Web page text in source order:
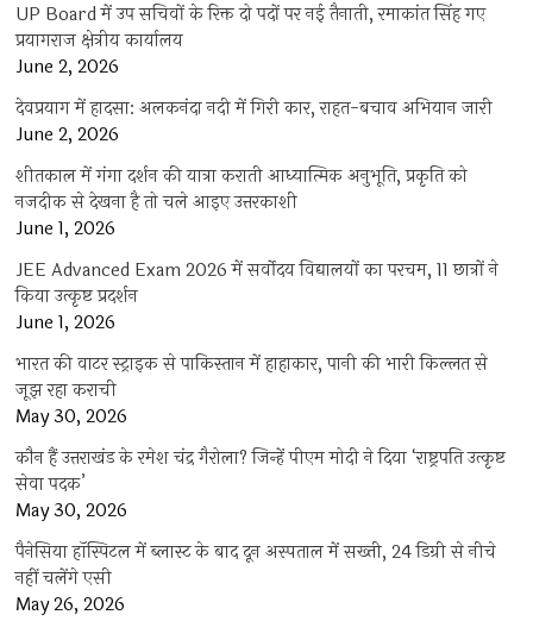
UP Board में उप सचिवों के रिक्त दो पदों पर नई तैनाती, रमाकांत सिंह गए
प्रयागराज क्षेत्रीय कार्यालय
June 2, 2026
देवप्रयाग में हादसा: अलकनंदा नदी में गिरी कार, राहत-बचाव अभियान जारी
June 2, 2026
शीतकाल में गंगा दर्शन की यात्रा कराती आध्यात्मिक अनुभूति, प्रकृति को
नजदीक से देखना है तो चले आइए उत्तरकाशी
June 1, 2026
JEE Advanced Exam 2026 में सर्वोदय विद्यालयों का परचम, 11 छात्रों ने
किया उत्कृष्ट प्रदर्शन
June 1, 2026
भारत की वाटर स्ट्राइक से पाकिस्तान में हाहाकार, पानी की भारी किल्लत से
जूझ रहा कराची
May 30, 2026
कौन हैं उत्तराखंड के रमेश चंद्र गैरोला? जिन्हें पीएम मोदी ने दिया ‘राष्ट्रपति उत्कृष्ट
सेवा पदक’
May 30, 2026
पैनेसिया हॉस्पिटल में ब्लास्ट के बाद दून अस्पताल में सख्ती, 24 डिग्री से नीचे
नहीं चलेंगे एसी
May 26, 2026